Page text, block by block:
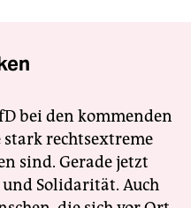
bei den kommenden
rechtsextreme
sind. Gerade jetzt
Solidarität. Auch